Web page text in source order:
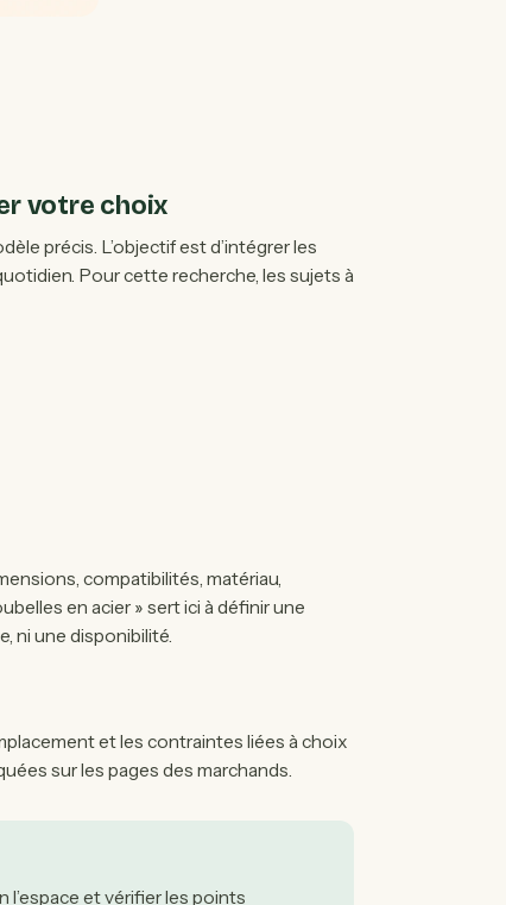
votre choix
précis. L’objectif est d’intégrer les
Pour cette recherche, les sujets à
compatibilités, matériau,
en acier » sert ici à définir une
ni une disponibilité.
et les contraintes liées à choix
sur les pages des marchands.
l’espace et vérifier les points